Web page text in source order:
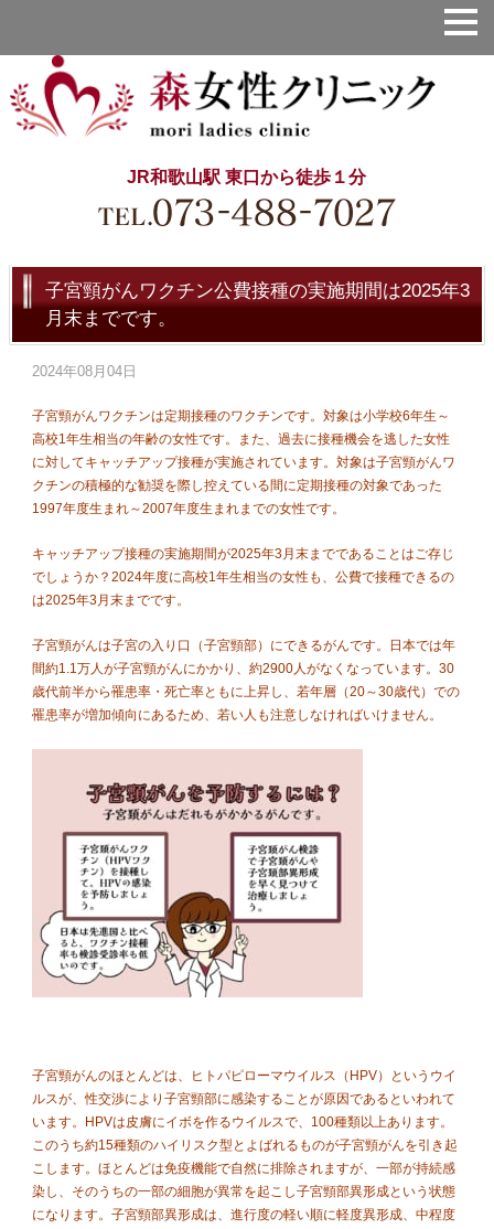
JR和歌山駅 東口から徒歩１分
子宮頸がんワクチン公費接種の実施期間は2025年3
月末までです。
2024年08月04日
子宮頸がんワクチンは定期接種のワクチンです。対象は小学校6年生～
高校1年生相当の年齢の女性です。また、過去に接種機会を逃した女性
に対してキャッチアップ接種が実施されています。対象は子宮頸がんワ
クチンの積極的な勧奨を際し控えている間に定期接種の対象であった
1997年度生まれ～2007年度生まれまでの女性です。
キャッチアップ接種の実施期間が2025年3月末までであることはご存じ
でしょうか？2024年度に高校1年生相当の女性も、公費で接種できるの
は2025年3月末までです。
子宮頸がんは子宮の入り口（子宮頸部）にできるがんです。日本では年
間約1.1万人が子宮頸がんにかかり、約2900人がなくなっています。30
歳代前半から罹患率・死亡率ともに上昇し、若年層（20～30歳代）での
罹患率が増加傾向にあるため、若い人も注意しなければいけません。
子宮頸がんのほとんどは、ヒトパピローマウイルス（HPV）というウイ
ルスが、性交渉により子宮頸部に感染することが原因であるといわれて
います。HPVは皮膚にイボを作るウイルスで、100種類以上あります。
このうち約15種類のハイリスク型とよばれるものが子宮頸がんを引き起
こします。ほとんどは免疫機能で自然に排除されますが、一部が持続感
染し、そのうちの一部の細胞が異常を起こし子宮頸部異形成という状態
になります。子宮頸部異形成は、進行度の軽い順に軽度異形成、中程度